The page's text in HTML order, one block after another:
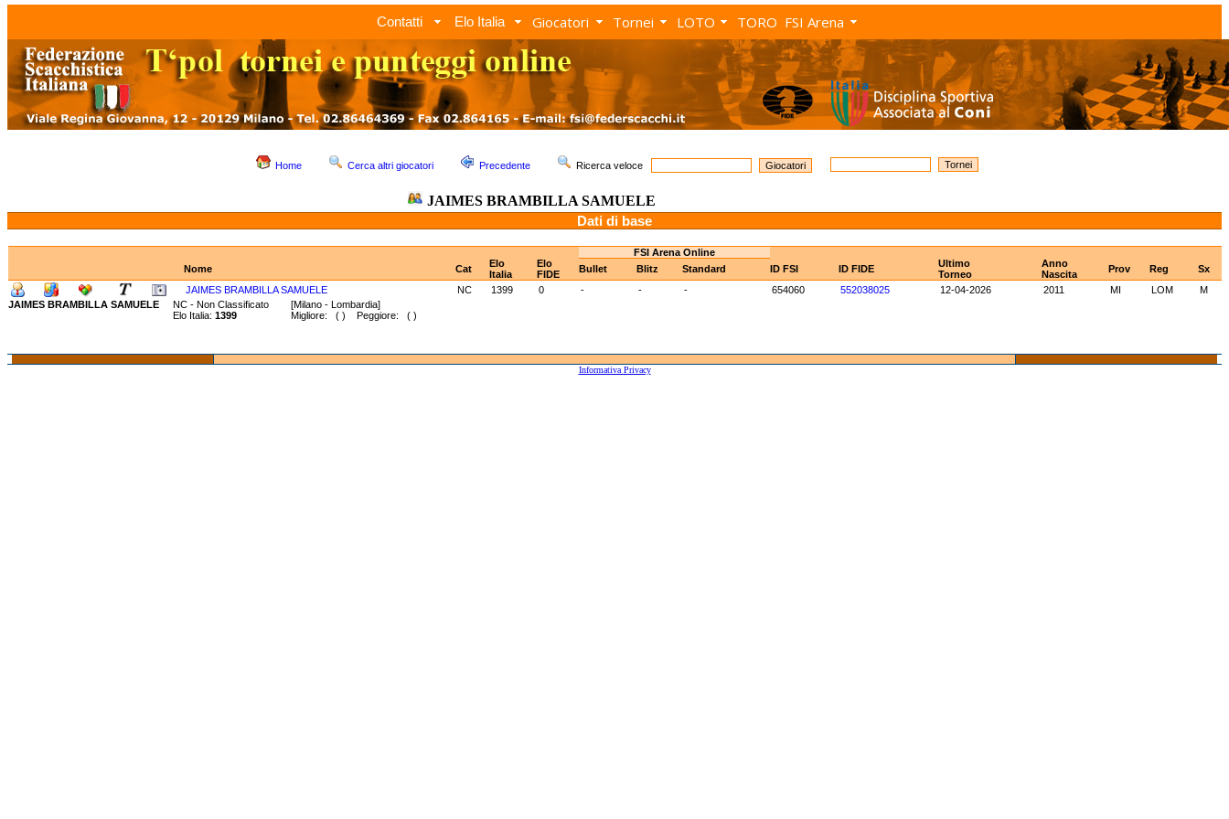
Contatti Elo Italia Giocatori Tornei LOTO TORO FSI Arena
Home Cerca altri giocatori Precedente Ricerca veloce
JAIMES BRAMBILLA SAMUELE
Dati di base
FSI Arena Online
Nome
Cat
Elo
Italia
Elo
FIDE
Bullet Blitz Standard ID FSI ID FIDE
Ultimo
Torneo
Anno
Nascita
Prov Reg
Sx
JAIMES BRAMBILLA SAMUELE
NC 1399 0 - - - 654060 552038025 12-04-2026 2011 MI LOM
M
JAIMES BRAMBILLA SAMUELE
NC - Non Classificato [Milano - Lombardia]
Elo Italia: 1399 Migliore: ( ) Peggiore: ( )
Informativa Privacy